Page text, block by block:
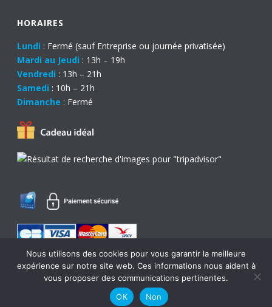
HORAIRES
Lundi : Fermé (sauf Entreprise ou journée privatisée)
Mardi au Jeudi : 13h – 19h
Vendredi : 13h – 21h
Samedi : 10h – 21h
Dimanche : Fermé
© Copyright 2017 - CréationCom l'Eléphant
Nous utilisons des cookies pour vous garantir la meilleure
expérience sur notre site web. Ces informations nous aident à
vous proposer des communications pertinentes.
OK
Non